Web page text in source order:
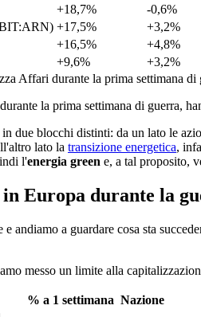
+18,7%
-0,6%
+17,5%
+3,2%
+16,5%
+4,8%
+9,6%
+3,2%
Affari durante la prima settimana di
la prima settimana di guerra,
due blocchi distinti: da un lato le
lato la transizione energetica,
l'energia green e, a tal proposito,
Europa durante la
andiamo a guardare cosa sta
messo un limite alla
% a 1 settimana Nazione